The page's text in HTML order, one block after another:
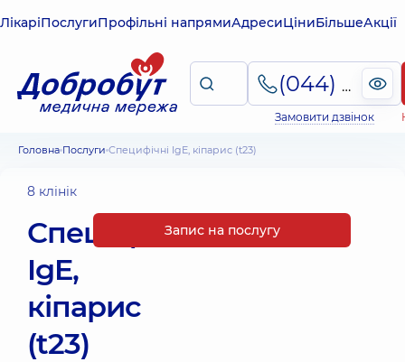
ЛікаріПослугиПрофільні напрямиАдресиЦіниБільшеАкції
(044) 495-2-888
Замовити дзвінок
Головна Послуги Специфічні IgE, кіпарис (t23)
8 клінік
Специфічні
IgE,
кіпарис
(t23)
Запис на послугу